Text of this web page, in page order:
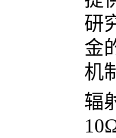
研
金
机
辐
10